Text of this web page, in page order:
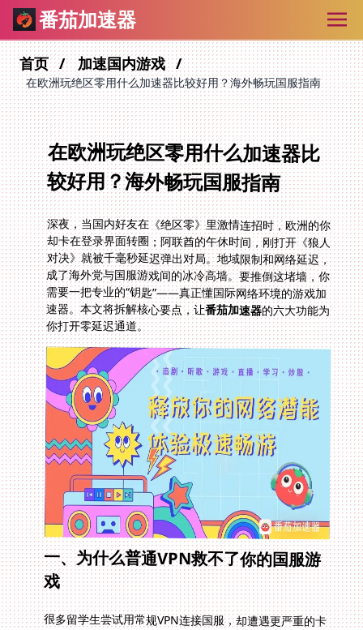
番茄加速器
首页 加速国内游戏
在欧洲玩绝区零用什么加速器比较好用？海外畅玩国服指南
在欧洲玩绝区零用什么加速器比
较好用？海外畅玩国服指南
深夜，当国内好友在《绝区零》里激情连招时，欧洲的你
却卡在登录界面转圈；阿联酋的午休时间，刚打开《狼人
对决》就被千毫秒延迟弹出对局。地域限制和网络延迟，
成了海外党与国服游戏间的冰冷高墙。要推倒这堵墙，你
需要一把专业的“钥匙”——真正懂国际网络环境的游戏加
速器。本文将拆解核心要点，让番茄加速器的六大功能为
你打开零延迟通道。
一、为什么普通VPN救不了你的国服游
戏
很多留学生尝试用常规VPN连接国服，却遭遇更严重的卡
顿。这是因为游戏数据传输需要持续稳定的专属通道，而
普通VPN的共享线路在高峰时段会变成“千军万马过独木
桥”。当你在慕尼黑试图极限闪避《绝区零》BOSS技能
时，或是在迪拜的《狼人对决》里发动关键狼袭，哪怕
0.5秒的卡顿都足以让战局崩盘。更别提某些手游如《魔
渊之刃》还内置了地域检测机制——这也是许多人在欧洲